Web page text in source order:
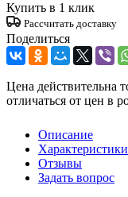
Купить в 1 клик
Рассчитать доставку
Поделиться
Цена действительна
отличаться от цен в
Описание
Характеристики
Отзывы
Задать вопрос